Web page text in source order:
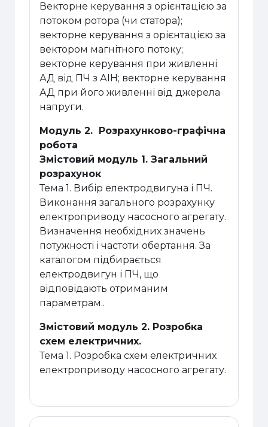
Векторне керування з орієнтацією за
потоком ротора (чи статора);
векторне керування з орієнтацією за
вектором магнітного потоку;
векторне керування при живленні
АД від ПЧ з АІН; векторне керування
АД при його живленні від джерела
напруги.
Модуль 2. Розрахунково-графічна
робота
Змістовий модуль 1. Загальний
розрахунок
Тема 1. Вибір електродвигуна і ПЧ.
Виконання загального розрахунку
електроприводу насосного агрегату.
Визначення необхідних значень
потужності і частоти обертання. За
каталогом підбирається
електродвигун і ПЧ, що
відповідають отриманим
параметрам..
Змістовий модуль 2. Розробка
схем електричних.
Тема 1. Розробка схем електричних
електроприводу насосного агрегату.